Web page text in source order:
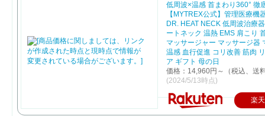
低周波×温感 首まわり360° 徹
【MYTREX公式】管理医療機
DR. HEAT NECK 低周波治療
ートネック 温熱 EMS 肩こり
マッサージャー マッサージ器
温感 血行促進 コリ改善 筋肉
ア ギフト 母の日
価格：14,960円～（税込、送
(2024/5/13時点)
楽